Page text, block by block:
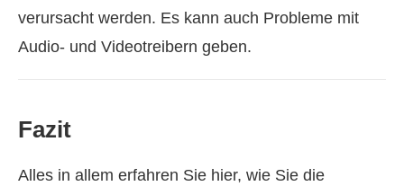
verursacht werden. Es kann auch Probleme mit
Audio- und Videotreibern geben.
Fazit
Alles in allem erfahren Sie hier, wie Sie die